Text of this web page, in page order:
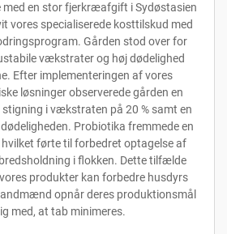
med en stor fjerkræafgift i Sydøstasien
vores specialiserede kosttilskud med
Gården stod over for
vækstrater og høj dødelighed
Efter implementeringen af vores
løsninger observerede gården en
i vækstraten på 20 % samt en
Probiotika fremmede en
hvilket førte til forbedret optagelse af
i flokken. Dette tilfælde
produkter kan forbedre husdyrs
opnår deres produktionsmål
med, at tab minimeres.